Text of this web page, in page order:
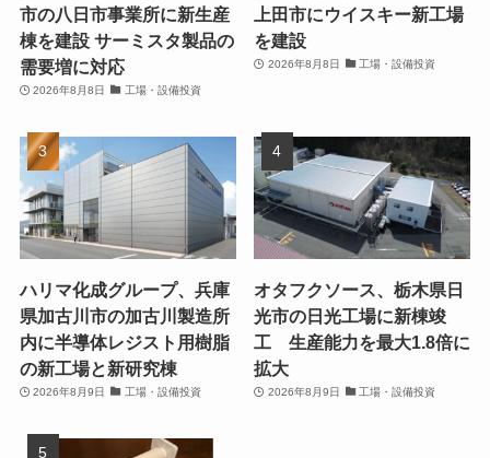
市の八日市事業所に新生産
棟を建設 サーミスタ製品の
需要増に対応
2026年8月8日 工場・設備投資
上田市にウイスキー新工場
を建設
2026年8月8日 工場・設備投資
ハリマ化成グループ、兵庫
県加古川市の加古川製造所
内に半導体レジスト用樹脂
の新工場と新研究棟
2026年8月9日 工場・設備投資
オタフクソース、栃木県日
光市の日光工場に新棟竣
工 生産能力を最大1.8倍に
拡大
2026年8月9日 工場・設備投資